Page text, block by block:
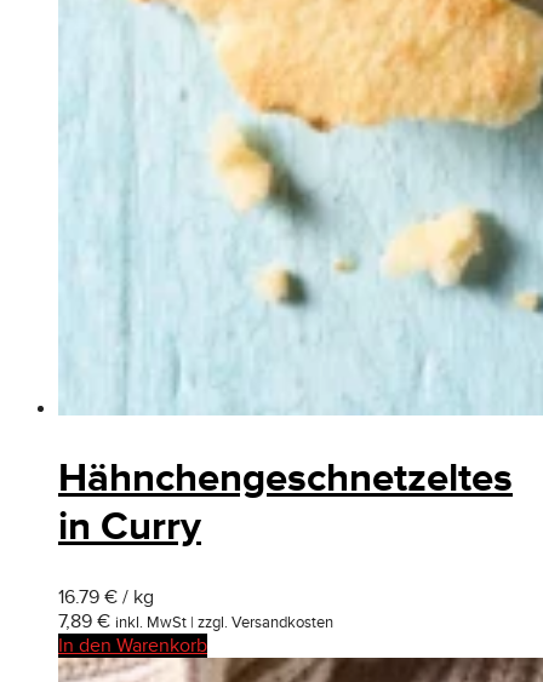
Hähnchengeschnetzeltes
in Curry
16.79 € / kg
7,89 € inkl. MwSt | zzgl. Versandkosten
In den Warenkorb